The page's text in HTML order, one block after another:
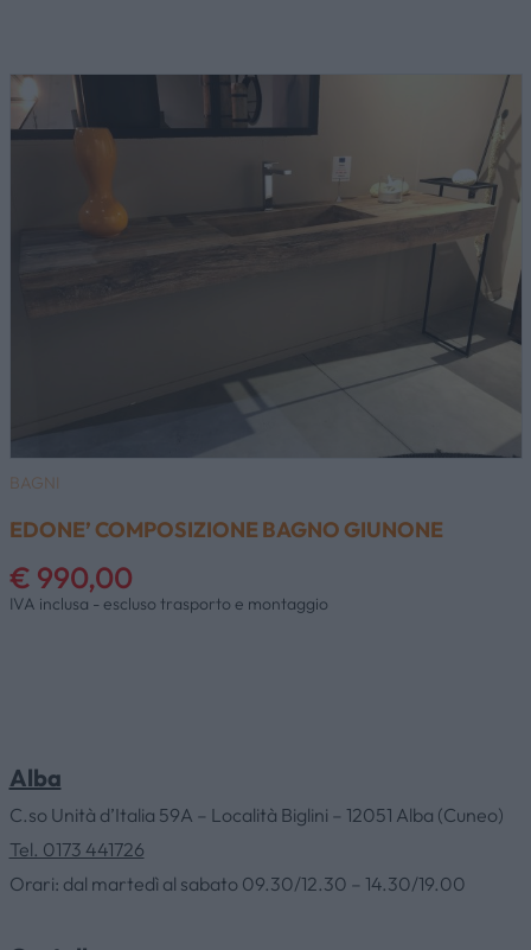
BAGNI
EDONE’ COMPOSIZIONE BAGNO GIUNONE
€ 990,00
IVA inclusa - escluso trasporto e montaggio
Alba
C.so Unità d’Italia 59A – Località Biglini – 12051 Alba (Cuneo)
Tel. 0173 441726
Orari: dal martedì al sabato 09.30/12.30 – 14.30/19.00